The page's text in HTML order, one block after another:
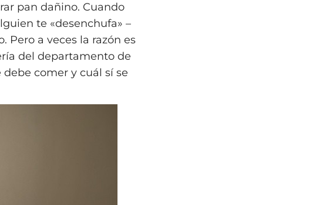
pan dañino. Cuando
te «desenchufa» –
Pero a veces la razón es
del departamento de
comer y cuál sí se